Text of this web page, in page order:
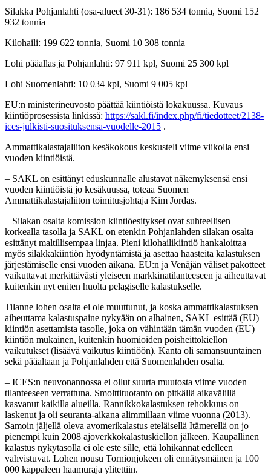
Silakka Pohjanlahti (osa-alueet 30-31): 186 534 tonnia, Suomi 152
932 tonnia
Kilohaili: 199 622 tonnia, Suomi 10 308 tonnia
Lohi pääallas ja Pohjanlahti: 97 911 kpl, Suomi 25 300 kpl
Lohi Suomenlahti: 10 034 kpl, Suomi 9 005 kpl
EU:n ministerineuvosto päättää kiintiöistä lokakuussa. Kuvaus
kiintiöprosessista linkissä: https://sakl.fi/index.php/fi/tiedotteet/2138-
ices-julkisti-suosituksensa-vuodelle-2015 .
Ammattikalastajaliiton kesäkokous keskusteli viime viikolla ensi
vuoden kiintiöistä.
– SAKL on esittänyt eduskunnalle alustavat näkemyksensä ensi
vuoden kiintiöistä jo kesäkuussa, toteaa Suomen
Ammattikalastajaliiton toimitusjohtaja Kim Jordas.
– Silakan osalta komission kiintiöesitykset ovat suhteellisen
korkealla tasolla ja SAKL on etenkin Pohjanlahden silakan osalta
esittänyt maltillisempaa linjaa. Pieni kilohailikiintiö hankaloittaa
myös silakkakiintiön hyödyntämistä ja asettaa haasteita kalastuksen
järjestämiselle ensi vuoden aikana. EU:n ja Venäjän väliset pakotteet
vaikuttavat merkittävästi yleiseen markkinatilanteeseen ja aiheuttavat
kuitenkin nyt eniten huolta pelagiselle kalastukselle.
Tilanne lohen osalta ei ole muuttunut, ja koska ammattikalastuksen
aiheuttama kalastuspaine nykyään on alhainen, SAKL esittää (EU)
kiintiön asettamista tasolle, joka on vähintään tämän vuoden (EU)
kiintiön mukainen, kuitenkin huomioiden poisheittokiellon
vaikutukset (lisäävä vaikutus kiintiöön). Kanta oli samansuuntainen
sekä pääaltaan ja Pohjanlahden että Suomenlahden osalta.
– ICES:n neuvonannossa ei ollut suurta muutosta viime vuoden
tilanteeseen verrattuna. Smolttituotanto on pitkällä aikavälillä
kasvanut kaikilla alueilla. Rannikkokalastuksen tehokkuus on
laskenut ja oli seuranta-aikana alimmillaan viime vuonna (2013).
Samoin jäljellä oleva avomerikalastus eteläisellä Itämerellä on jo
pienempi kuin 2008 ajoverkkokalastuskiellon jälkeen. Kaupallinen
kalastus nykytasolla ei ole este sille, että lohikannat edelleen
vahvistuvat. Lohen nousu Tornionjokeen oli ennätysmäinen ja 100
000 kappaleen haamuraja ylitettiin.